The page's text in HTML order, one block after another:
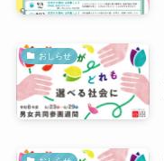
おしらせ